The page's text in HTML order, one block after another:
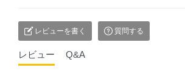
レビューを書く 質問する
レビュー Q&A